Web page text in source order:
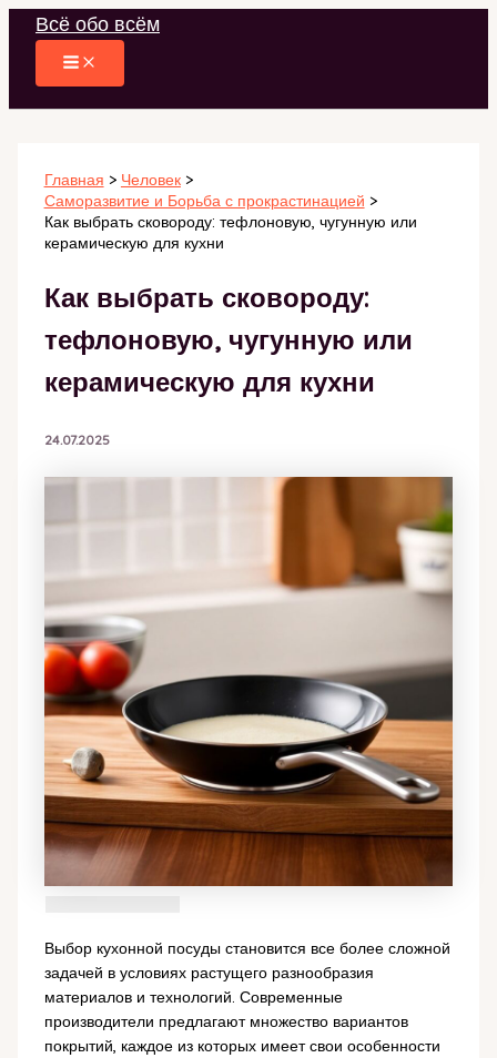
Перейти
содержимому
Всё обо всём
Главная
Человек
Саморазвитие и Борьба с прокрастинацией
Как выбрать сковороду: тефлоновую, чугунную или
керамическую для кухни
Как выбрать сковороду:
тефлоновую, чугунную или
керамическую для кухни
24.07.2025
Выбор кухонной посуды становится все более сложной
задачей в условиях растущего разнообразия
материалов и технологий. Современные
производители предлагают множество вариантов
покрытий, каждое из которых имеет свои особенности